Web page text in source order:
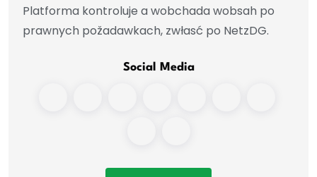
Platforma kontroluje a wobchada wobsah po
prawnych požadawkach, zwłasć po NetzDG.
Social Media